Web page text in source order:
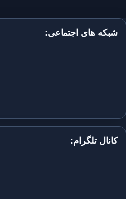
شبکه های اجتماعی:
کانال تلگرام: